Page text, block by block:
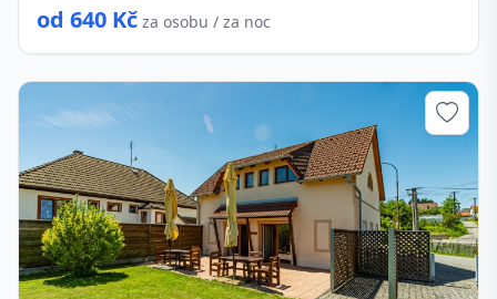
od 640 Kč za osobu / za noc